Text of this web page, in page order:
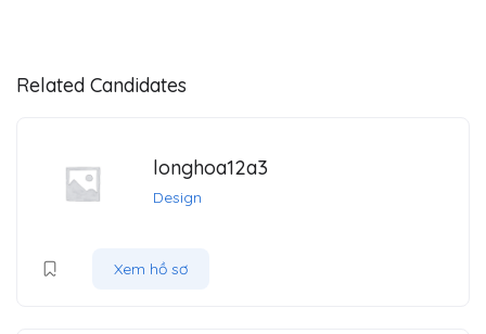
Related Candidates
longhoa12a3
Design
Xem hồ sơ